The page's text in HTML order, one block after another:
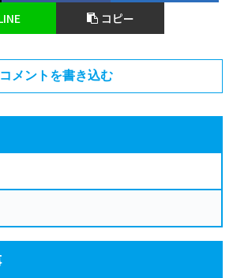
コピー
コメントを書き込む